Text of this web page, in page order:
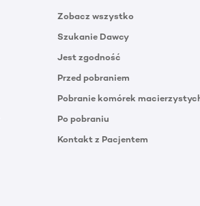
Zobacz wszystko
Szukanie Dawcy
Jest zgodność
Przed pobraniem
Pobranie komórek
Po pobraniu
Kontakt z Pacjentem